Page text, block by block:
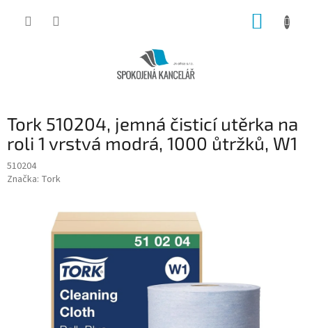
Tork 510204, jemná čisticí utěrka na
roli 1 vrstvá modrá, 1000 ůtržků, W1
510204
Značka: Tork